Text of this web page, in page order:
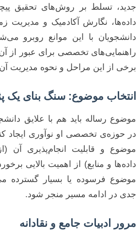
جدید، تسلط بر روش‌های تحقیق
داده‌ها، نگارش آکادمیک و مدیریت
دانشجویان با این موانع روبرو
راهنمایی‌های تخصصی برای عبور از
برخی از این مراحل و نحوه مدیریت
انتخاب موضوع: سنگ بنای
موضوع رساله باید هم با علایق
در حوزه‌ی تخصصی او نوآوری ایجاد
موضوع و قابلیت انجام‌پذیری آن
داده‌ها و منابع) از اهمیت بالایی
موضوع فرسوده یا بسیار گسترده
جدی در ادامه مسیر منجر شود.
مرور ادبیات جامع و نقادانه